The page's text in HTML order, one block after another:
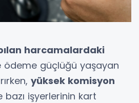
harcamalardaki
ödeme güçlüğü yaşayan
yüksek komisyon
bazı işyerlerinin kart